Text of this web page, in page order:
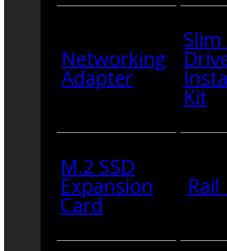
Networking
Adapter
Kit
M.2 SSD
Expansion
Card